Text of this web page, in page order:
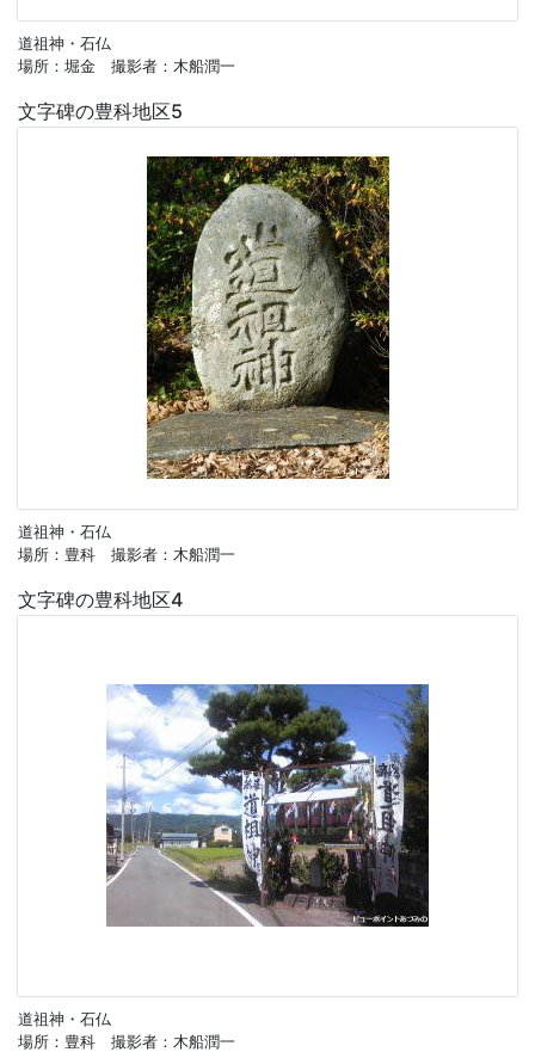
道祖神・石仏
場所：堀金 撮影者：木船潤一
文字碑の豊科地区5
道祖神・石仏
場所：豊科 撮影者：木船潤一
文字碑の豊科地区4
道祖神・石仏
場所：豊科 撮影者：木船潤一